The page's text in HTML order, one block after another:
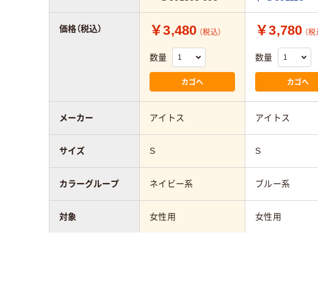
￥3,480 （税込）
数量
カゴへ
￥3,780 （税
数量
カゴへ
アイトス アイトス
S S
ネイビー系 ブルー系
女性用 女性用
価格（税込）
メーカー
サイズ
カラーグループ
対象